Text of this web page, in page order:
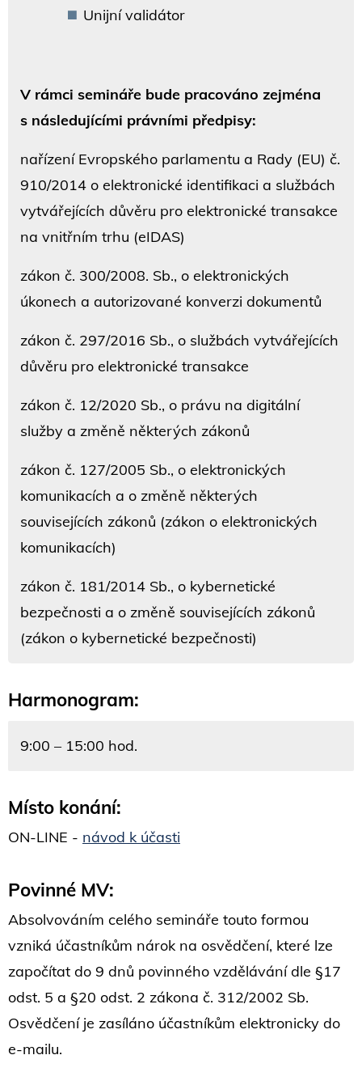
Unijní validátor
V rámci semináře bude pracováno zejména
s následujícími právními předpisy:
nařízení Evropského parlamentu a Rady (EU) č.
910/2014 o elektronické identifikaci a službách
vytvářejících důvěru pro elektronické transakce
na vnitřním trhu (eIDAS)
zákon č. 300/2008. Sb., o elektronických
úkonech a autorizované konverzi dokumentů
zákon č. 297/2016 Sb., o službách vytvářejících
důvěru pro elektronické transakce
zákon č. 12/2020 Sb., o právu na digitální
služby a změně některých zákonů
zákon č. 127/2005 Sb., o elektronických
komunikacích a o změně některých
souvisejících zákonů (zákon o elektronických
komunikacích)
zákon č. 181/2014 Sb., o kybernetické
bezpečnosti a o změně souvisejících zákonů
(zákon o kybernetické bezpečnosti)
Harmonogram:
9:00 – 15:00 hod.
Místo konání:
ON-LINE - návod k účasti
Povinné MV:
Absolvováním celého semináře touto formou
vzniká účastníkům nárok na osvědčení, které lze
započítat do 9 dnů povinného vzdělávání dle §17
odst. 5 a §20 odst. 2 zákona č. 312/2002 Sb.
Osvědčení je zasíláno účastníkům elektronicky do
e-mailu.